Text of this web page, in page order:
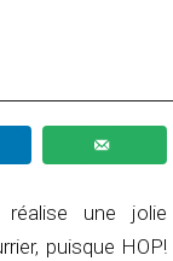
une jolie
puisque HOP!